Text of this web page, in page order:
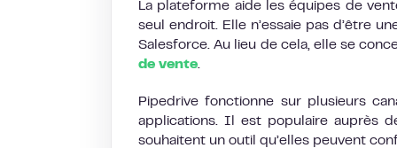
La plateforme aide les équipes de
seul endroit. Elle n’essaie pas d’être
Salesforce. Au lieu de cela, elle se
de vente.
Pipedrive fonctionne sur plusieurs
applications. Il est populaire auprès
souhaitent un outil qu’elles peuvent